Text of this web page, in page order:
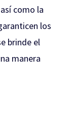
como la
los
brinde el
manera